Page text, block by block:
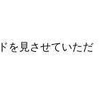
を見させていただ